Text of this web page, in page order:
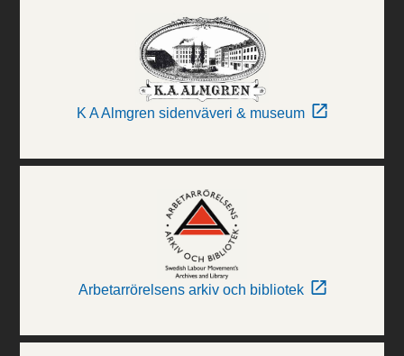
K A Almgren sidenväveri & museum
Arbetarrörelsens arkiv och bibliotek